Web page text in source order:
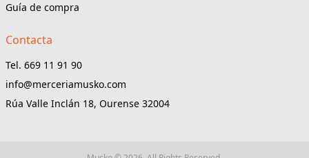
Guía de compra
Contacta
Tel. 669 11 91 90
info@merceriamusko.com
Rúa Valle Inclán 18, Ourense 32004